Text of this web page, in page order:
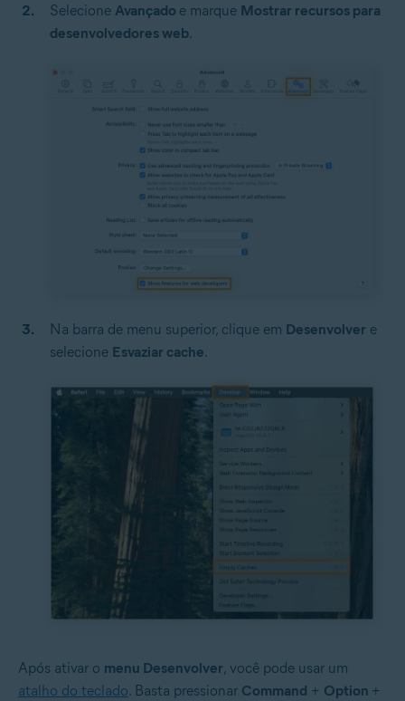
Selecione Avançado e marque Mostrar recursos para
desenvolvedores web.
Na barra de menu superior, clique em Desenvolver e
selecione Esvaziar cache.
Após ativar o menu Desenvolver, você pode usar um
atalho do teclado. Basta pressionar Command + Option +